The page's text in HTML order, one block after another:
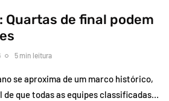
Quartas de final podem
5 min leitura
se aproxima de um marco histórico,
de que todas as equipes classificadas…